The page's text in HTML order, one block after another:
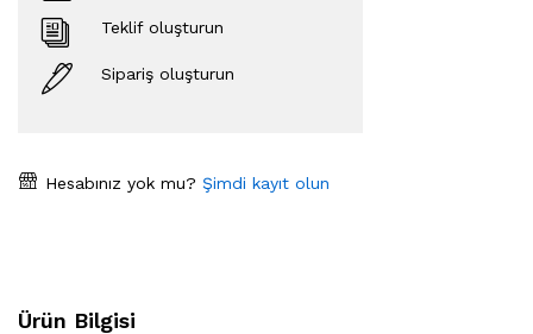
Teklif oluşturun
Sipariş oluşturun
Hesabınız yok mu? Şimdi kayıt olun
Ürün Bilgisi